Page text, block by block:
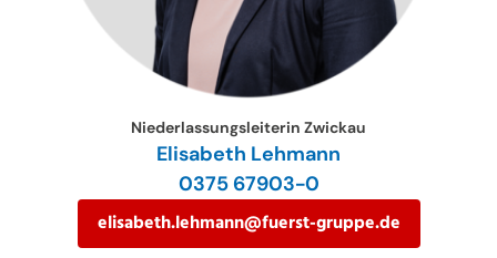
Niederlassungsleiterin Zwickau
Elisabeth Lehmann
0375 67903-0
elisabeth.lehmann@fuerst-gruppe.de